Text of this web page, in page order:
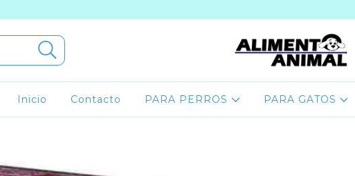
Inicio Contacto PARA PERROS PARA GATOS